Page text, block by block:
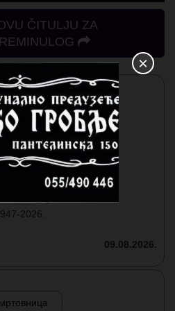
ČITULJU ZA
2026.
09.08.2026.
×